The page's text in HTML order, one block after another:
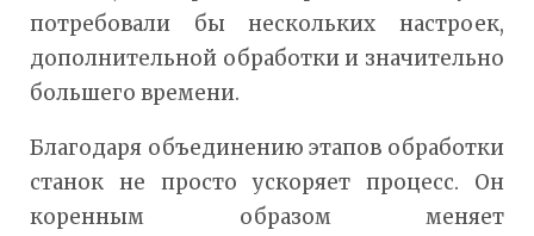
потребовали бы нескольких настроек,
дополнительной обработки и значительно
большего времени.
Благодаря объединению этапов обработки
станок не просто ускоряет процесс. Он
коренным образом меняет